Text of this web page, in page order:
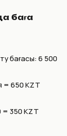
баға
бағасы: 6 500
= 650 KZT
= 350 KZT